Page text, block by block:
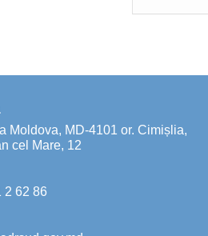
Moldova, MD-4101 or. Cimișlia,
cel Mare, 12
2 62 86